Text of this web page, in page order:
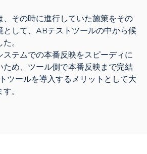
、その時に進行していた施策をその
として、ABテストツールの中から候
。
ステムでの本番反映をスピーディに
ため、ツール側で本番反映まで完結
ツールを導入するメリットとして大
。